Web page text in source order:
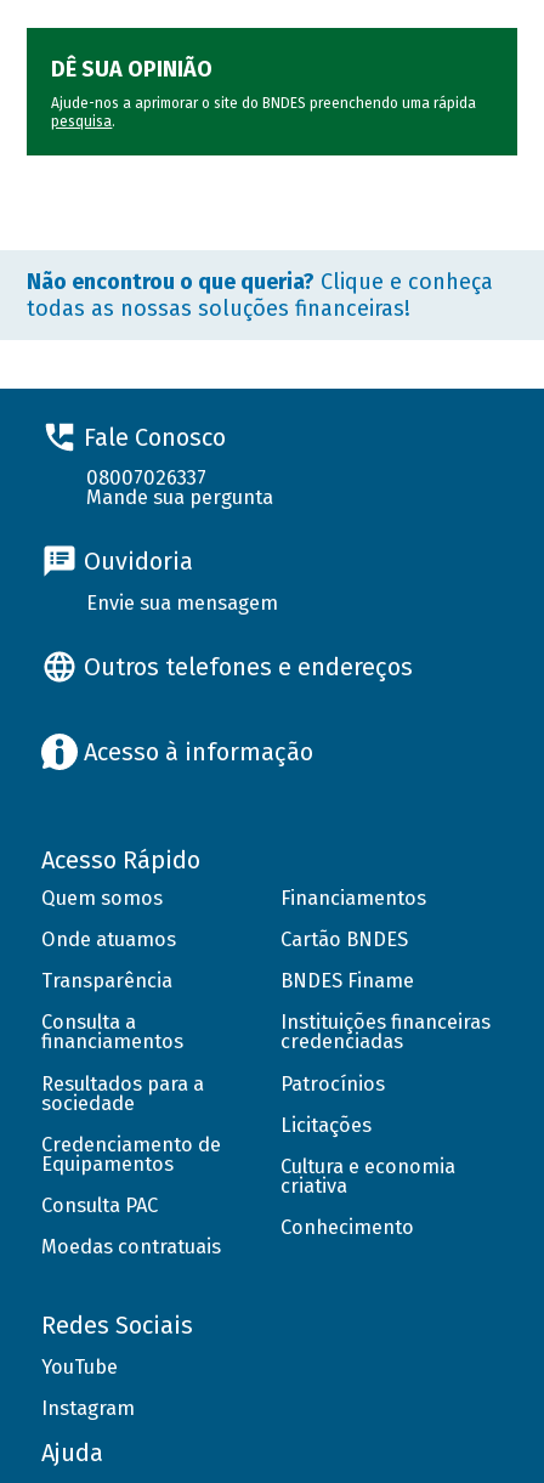
DÊ SUA OPINIÃO
Ajude-nos a aprimorar o site do BNDES preenchendo uma rápida
pesquisa.
Não encontrou o que queria? Clique e conheça
todas as nossas soluções financeiras!
Fale Conosco
08007026337
Mande sua pergunta
Ouvidoria
Envie sua mensagem
Outros telefones e endereços
Acesso à informação
Acesso Rápido
Quem somos
Onde atuamos
Transparência
Consulta a
financiamentos
Resultados para a
sociedade
Credenciamento de
Equipamentos
Consulta PAC
Moedas contratuais
Financiamentos
Cartão BNDES
BNDES Finame
Instituições financeiras
credenciadas
Patrocínios
Licitações
Cultura e economia
criativa
Conhecimento
Redes Sociais
YouTube
Instagram
Ajuda